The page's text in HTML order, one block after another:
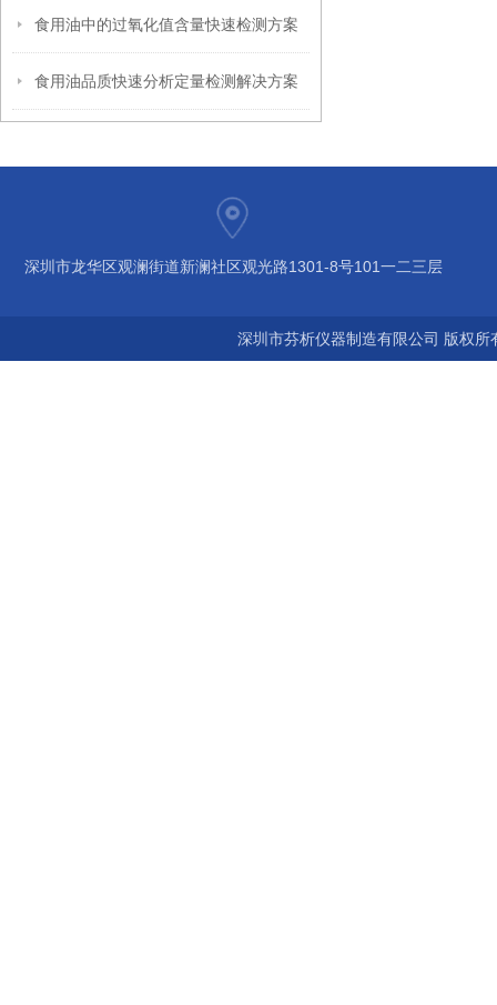
食用油中的过氧化值含量快速检测方案
食用油品质快速分析定量检测解决方案
深圳市龙华区观澜街道新澜社区观光路1301-8号101一二三层
深圳市芬析仪器制造有限公司 版权